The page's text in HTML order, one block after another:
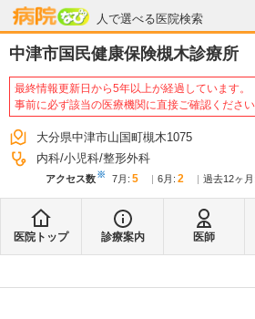
人で選べる医院検索
病院なび
中津市国民健康保険槻木診療所
最終情報更新日から5年以上が経過しています。
事前に必ず該当の医療機関に直接ご確認ください
大分県中津市山国町槻木1075
内科 小児科 整形外科
アクセス数※ 7月 : 5 6月 : 2 過去12ヶ月:
医院トップ 診療案内 医師